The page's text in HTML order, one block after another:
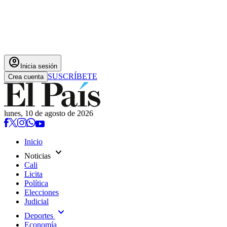
account_circle Inicia sesión
Crea cuenta SUSCRÍBETE
lunes, 10 de agosto de 2026
Inicio
Noticias expand_more
Cali
Licita
Política
Elecciones
Judicial
Deportes expand_more
Economía